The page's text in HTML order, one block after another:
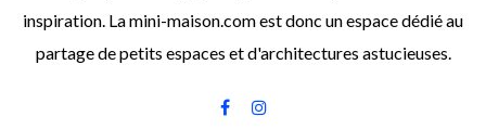
inspiration. La mini-maison.com est donc un espace dédié au
partage de petits espaces et d'architectures astucieuses.